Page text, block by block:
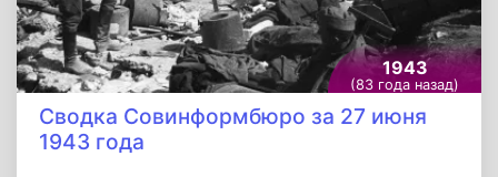
1943
(83 года назад)
Сводка Совинформбюро за 27 июня
1943 года